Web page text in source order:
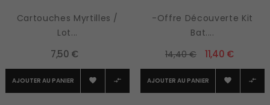
Cartouches Myrtilles /
Lot...
7,50 €
AJOUTER AU PANIER  
-Offre Découverte Kit
Bat....
14,40 €
11,40 €
AJOUTER AU PANIER  